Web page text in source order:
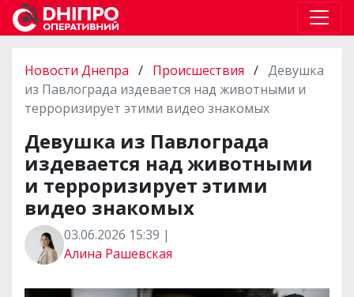
Новости Днепра / Происшествия / Девушка
из Павлограда издевается над животными и
терроризирует этими видео знакомых
Девушка из Павлограда
издевается над животными
и терроризирует этими
видео знакомых
03.06.2026 15:39 |
Алина Рашевская